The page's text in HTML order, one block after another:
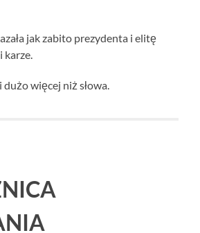
jak zabito prezydenta i elitę
karze.
dużo więcej niż słowa.